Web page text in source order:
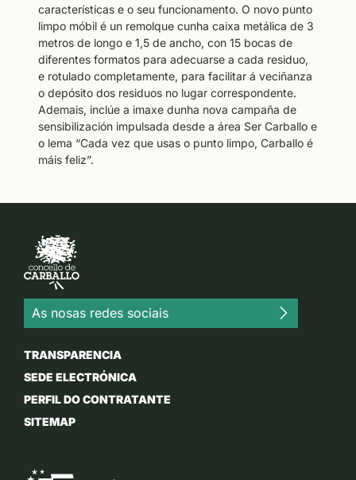
características e o seu funcionamento. O novo punto
limpo móbil é un remolque cunha caixa metálica de 3
metros de longo e 1,5 de ancho, con 15 bocas de
diferentes formatos para adecuarse a cada residuo,
e rotulado completamente, para facilitar á veciñanza
o depósito dos residuos no lugar correspondente.
Ademais, inclúe a imaxe dunha nova campaña de
sensibilización impulsada desde a área Ser Carballo e
o lema “Cada vez que usas o punto limpo, Carballo é
máis feliz”.
As nosas redes sociais
TRANSPARENCIA
SEDE ELECTRÓNICA
PERFIL DO CONTRATANTE
SITEMAP